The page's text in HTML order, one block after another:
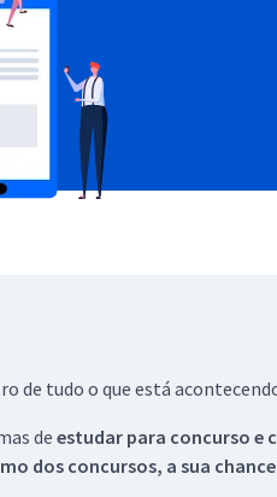
de tudo o que está
de estudar para concurso e
dosconcursos, a sua